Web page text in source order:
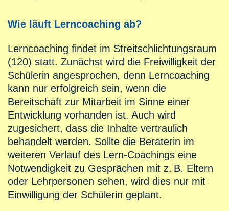
Wie läuft Lerncoaching ab?
Lerncoaching findet im Streitschlichtungsraum
(120) statt. Zunächst wird die Freiwilligkeit der
Schülerin angesprochen, denn Lerncoaching
kann nur erfolgreich sein, wenn die
Bereitschaft zur Mitarbeit im Sinne einer
Entwicklung vorhanden ist. Auch wird
zugesichert, dass die Inhalte vertraulich
behandelt werden. Sollte die Beraterin im
weiteren Verlauf des Lern-Coachings eine
Notwendigkeit zu Gesprächen mit z. B. Eltern
oder Lehrpersonen sehen, wird dies nur mit
Einwilligung der Schülerin geplant.